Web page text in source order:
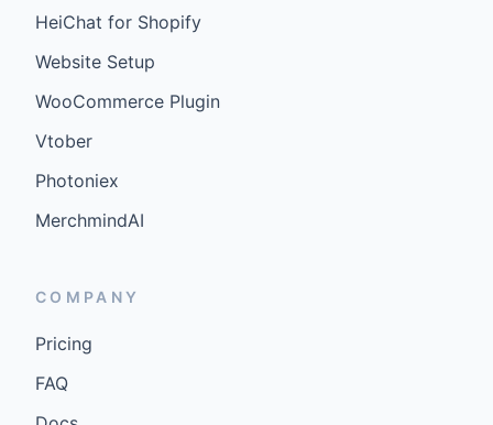
HeiChat for Shopify
Website Setup
WooCommerce Plugin
Vtober
Photoniex
MerchmindAI
COMPANY
Pricing
FAQ